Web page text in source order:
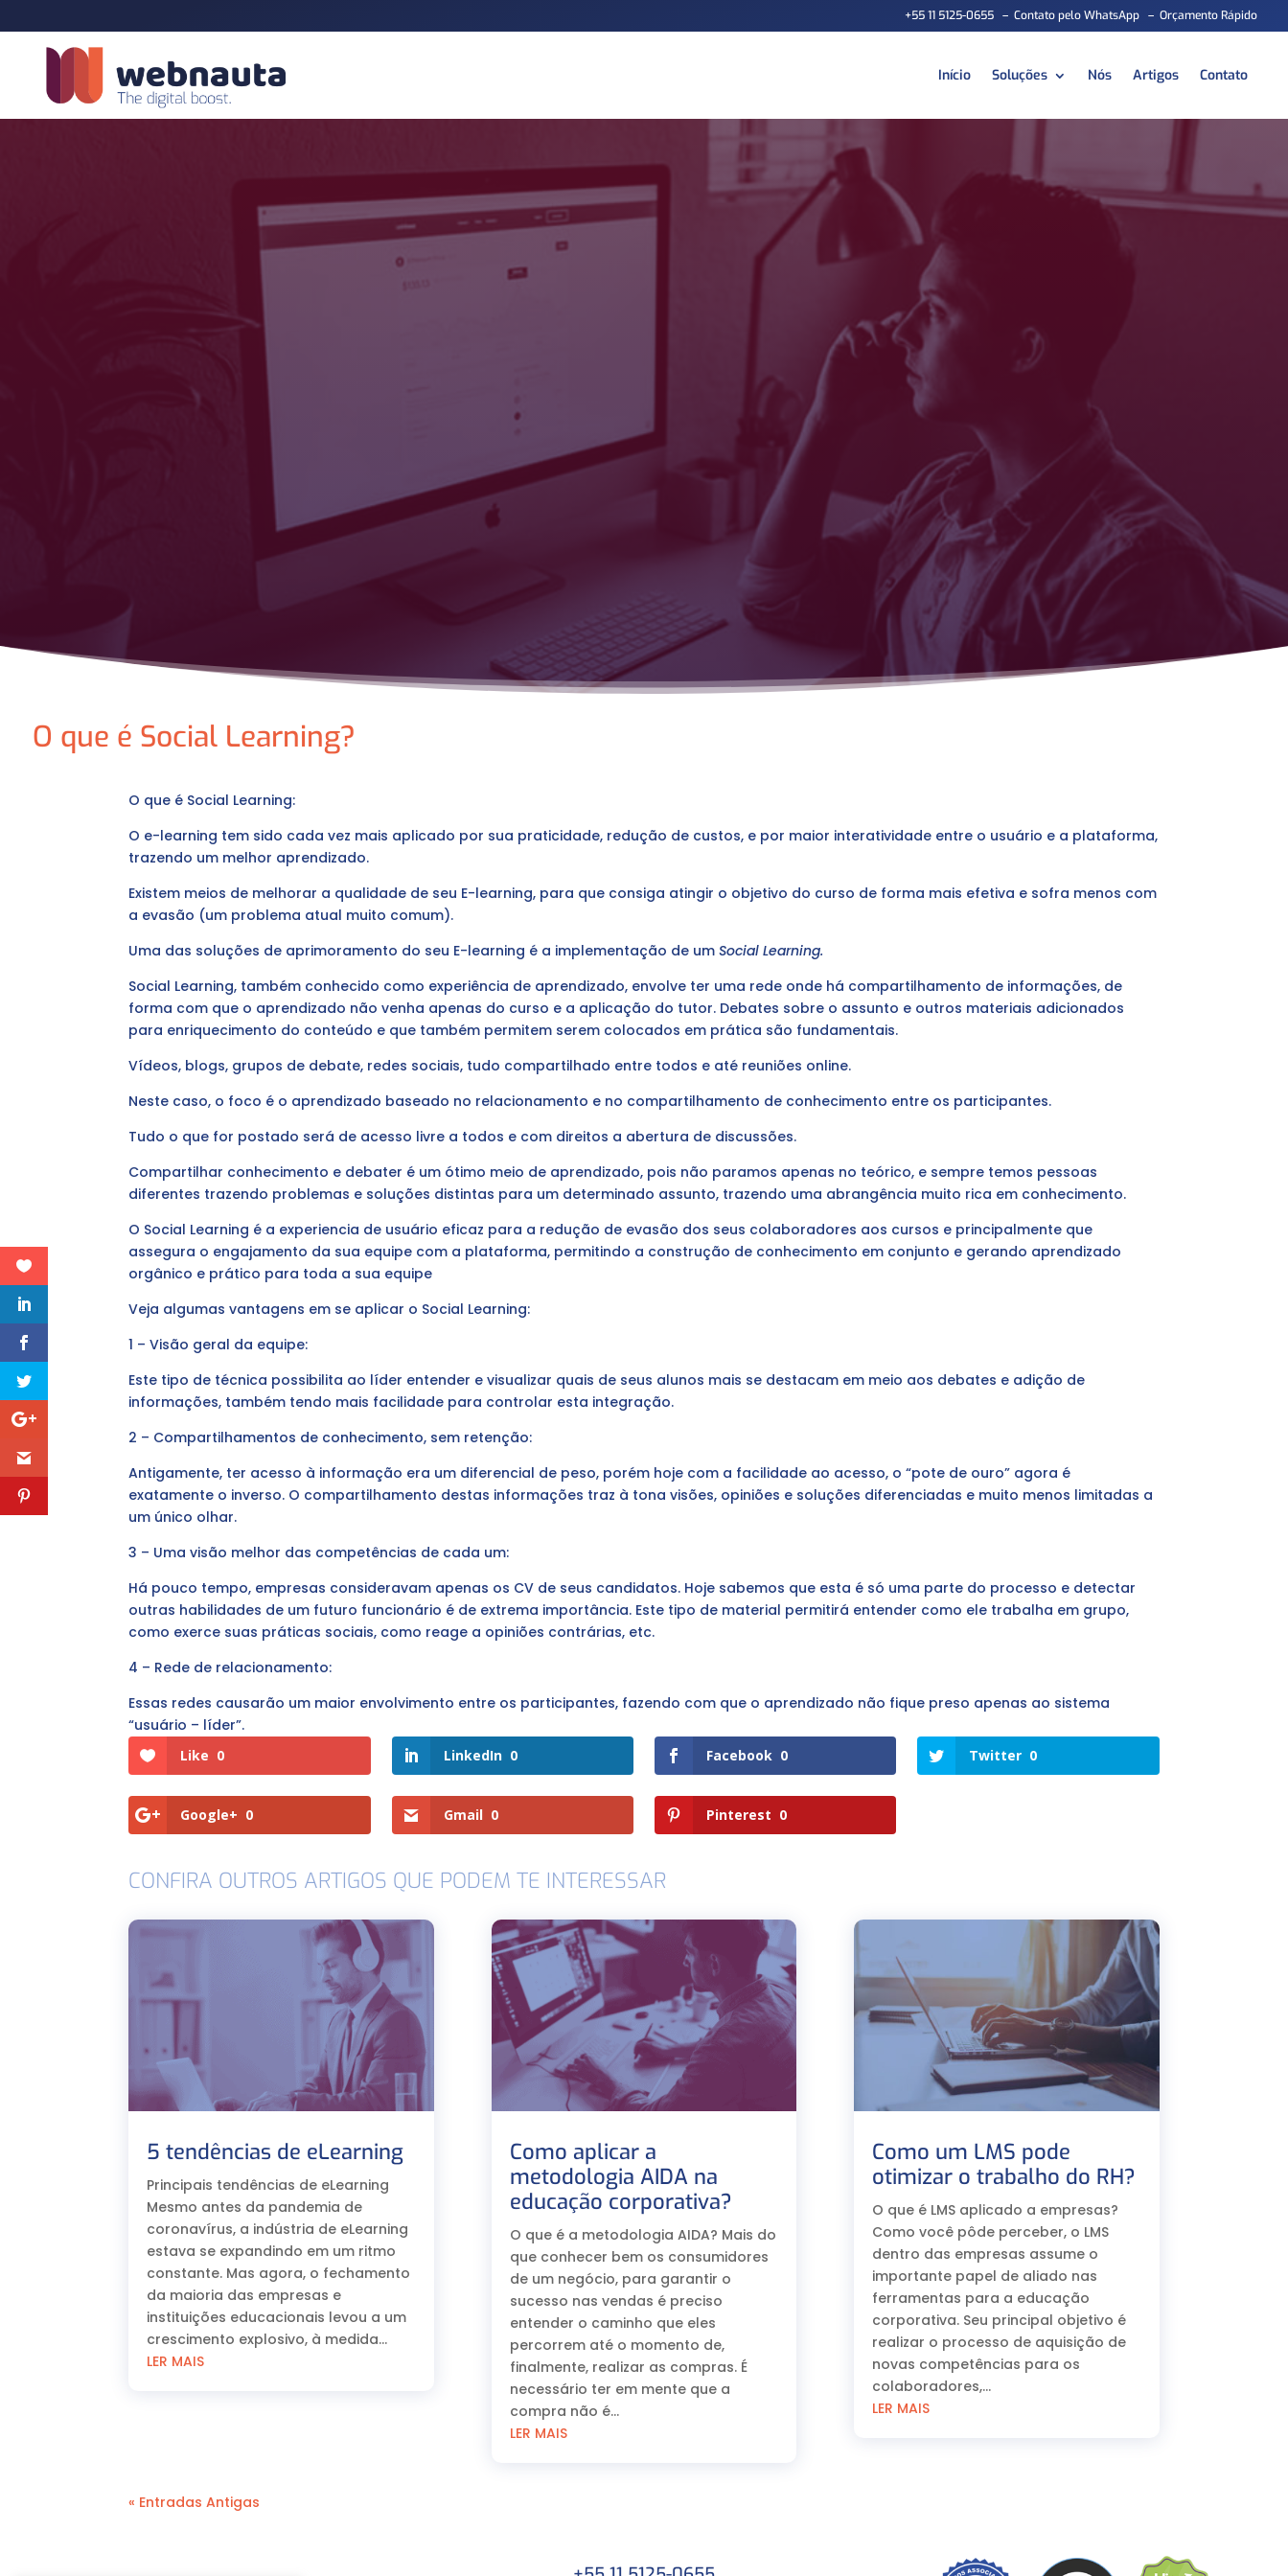
+55 11 5125-0655 – Contato pelo WhatsApp – Orçamento Rápido
Início Soluções Nós Artigos Contato
O que é Social Learning?
O que é Social Learning:
O e-learning tem sido cada vez mais aplicado por sua praticidade, redução de custos, e por maior interatividade entre o usuário e a plataforma,
trazendo um melhor aprendizado.
Existem meios de melhorar a qualidade de seu E-learning, para que consiga atingir o objetivo do curso de forma mais efetiva e sofra menos com
a evasão (um problema atual muito comum).
Uma das soluções de aprimoramento do seu E-learning é a implementação de umSocial Learning.
Social Learning, também conhecido como experiência de aprendizado, envolve ter uma rede onde há compartilhamento de informações, de
forma com que o aprendizado não venha apenas do curso e a aplicação do tutor. Debates sobre o assunto e outros materiais adicionados
para enriquecimento do conteúdo e que também permitem serem colocados em prática são fundamentais.
Vídeos, blogs, grupos de debate, redes sociais, tudo compartilhado entre todos e até reuniões online.
Neste caso, o foco é o aprendizado baseado no relacionamento e no compartilhamento de conhecimento entre os participantes.
Tudo o que for postado será de acesso livre a todos e com direitos a abertura de discussões.
Compartilhar conhecimento e debater é um ótimo meio de aprendizado, pois não paramos apenas no teórico, e sempre temos pessoas
diferentes trazendo problemas e soluções distintas para um determinado assunto, trazendo uma abrangência muito rica em conhecimento.
O Social Learning é a experiencia de usuário eficaz para a redução de evasão dos seus colaboradores aos cursos e principalmente que
assegura o engajamento da sua equipe com a plataforma, permitindo a construção de conhecimento em conjunto e gerando aprendizado
orgânico e prático para toda a sua equipe
Veja algumas vantagens em se aplicar o Social Learning:
1 – Visão geral da equipe:
Este tipo de técnica possibilita ao líder entender e visualizar quais de seus alunos mais se destacam em meio aos debates e adição de
informações, também tendo mais facilidade para controlar esta integração.
2 – Compartilhamentos de conhecimento, sem retenção:
Antigamente, ter acesso à informação era um diferencial de peso, porém hoje com a facilidade ao acesso, o “pote de ouro” agora é
exatamente o inverso. O compartilhamento destas informações traz à tona visões, opiniões e soluções diferenciadas e muito menos limitadas a
um único olhar.
3 – Uma visão melhor das competências de cada um:
Há pouco tempo, empresas consideravam apenas os CV de seus candidatos. Hoje sabemos que esta é só uma parte do processo e detectar
outras habilidades de um futuro funcionário é de extrema importância. Este tipo de material permitirá entender como ele trabalha em grupo,
como exerce suas práticas sociais, como reage a opiniões contrárias, etc.
4 – Rede de relacionamento:
Essas redes causarão um maior envolvimento entre os participantes, fazendo com que o aprendizado não fique preso apenas ao sistema
“usuário – líder”.
Like 0 LinkedIn 0 Facebook 0 Twitter 0
Google+ 0 Gmail 0 Pinterest 0
CONFIRA OUTROS ARTIGOS QUE PODEM TE INTERESSAR
5 tendências de eLearning
Principais tendências de eLearning
Mesmo antes da pandemia de
coronavírus, a indústria de eLearning
estava se expandindo em um ritmo
constante. Mas agora, o fechamento
da maioria das empresas e
instituições educacionais levou a um
crescimento explosivo, à medida...
LER MAIS
Como aplicar a
metodologia AIDA na
educação corporativa?⠀
O que é a metodologia AIDA? Mais do
que conhecer bem os consumidores
de um negócio, para garantir o
sucesso nas vendas é preciso
entender o caminho que eles
percorrem até o momento de,
finalmente, realizar as compras. É
necessário ter em mente que a
compra não é...
LER MAIS
Como um LMS pode
otimizar o trabalho do RH?
O que é LMS aplicado a empresas?
Como você pôde perceber, o LMS
dentro das empresas assume o
importante papel de aliado nas
ferramentas para a educação
corporativa. Seu principal objetivo é
realizar o processo de aquisição de
novas competências para os
colaboradores,...
LER MAIS
« Entradas Antigas